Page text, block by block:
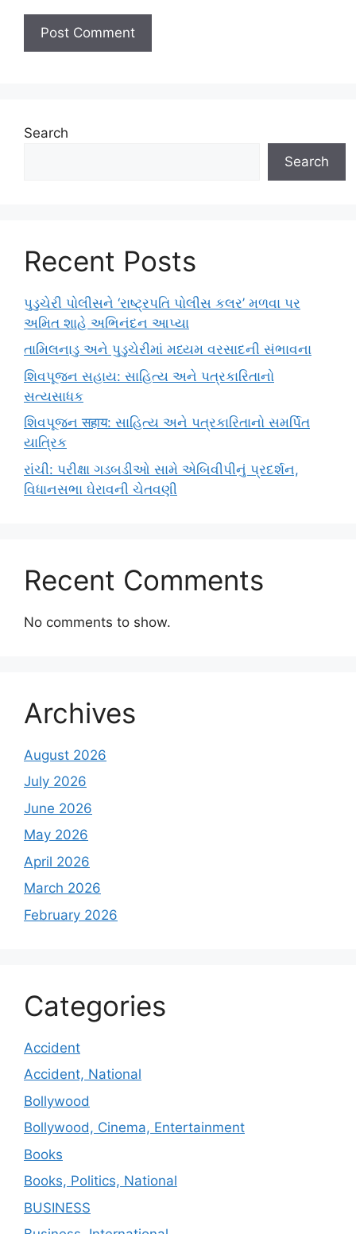
Search
Search
Recent Posts
પુડુચેરી પોલીસને ‘રાષ્ટ્રપતિ પોલીસ કલર’ મળવા પર
અમિત શાહે અભિનંદન આપ્યા
તામિલનાડુ અને પુડુચેરીમાં મધ્યમ વરસાદની સંભાવના
શિવપૂજન સહાય: સાહિત્ય અને પત્રકારિતાનો
સત્યસાધક
શિવપૂજન सहाय: સાહિત્ય અને પત્રકારિતાનો સમર્પિત
યાત્રિક
રાંચી: પરીક્ષા ગડબડીઓ સામે એબિવીપીનું પ્રદર્શન,
વિધાનસભા ઘેરાવની ચેતવણી
Recent Comments
No comments to show.
Archives
August 2026
July 2026
June 2026
May 2026
April 2026
March 2026
February 2026
Categories
Accident
Accident, National
Bollywood
Bollywood, Cinema, Entertainment
Books
Books, Politics, National
BUSINESS